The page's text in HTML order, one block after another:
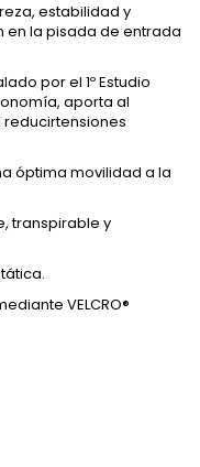
estabilidad y
la pisada de entrada
por el 1º Estudio
aporta al
óptima movilidad a la
transpirable y
VELCRO®